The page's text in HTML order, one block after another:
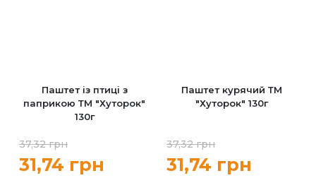
Паштет із птиці з
паприкою ТМ "Хуторок"
130г
37,32 грн
31,74 грн
Паштет курячий ТМ
"Хуторок" 130г
37,32 грн
31,74 грн